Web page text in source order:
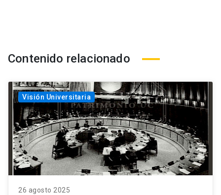
Contenido relacionado
Visión Universitaria
26 agosto 2025